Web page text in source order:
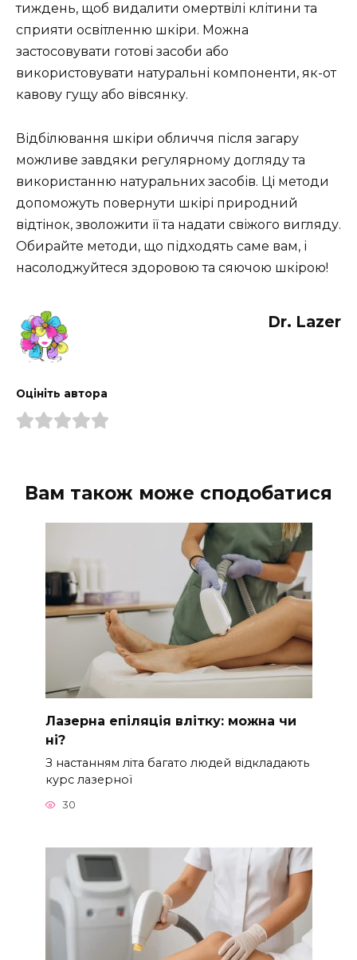
тиждень, щоб видалити омертвілі клітини та
сприяти освітленню шкіри. Можна
застосовувати готові засоби або
використовувати натуральні компоненти, як-от
кавову гущу або вівсянку.
Відбілювання шкіри обличчя після загару
можливе завдяки регулярному догляду та
використанню натуральних засобів. Ці методи
допоможуть повернути шкірі природний
відтінок, зволожити її та надати свіжого вигляду.
Обирайте методи, що підходять саме вам, і
насолоджуйтеся здоровою та сяючою шкірою!
Dr. Lazer
Оцініть автора
Вам також може сподобатися
Лазерна епіляція влітку: можна чи
ні?
З настанням літа багато людей відкладають
курс лазерної
30